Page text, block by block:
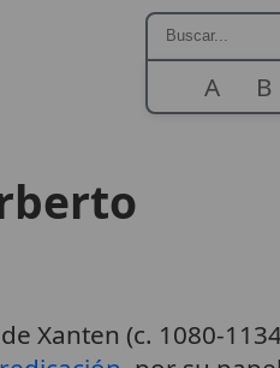
A B
Xanten (c. 1080-